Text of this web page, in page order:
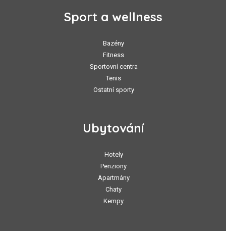
Sport a wellness
Bazény
Fitness
Sportovní centra
Tenis
Ostatní sporty
Ubytování
Hotely
Penziony
Apartmány
Chaty
Kempy